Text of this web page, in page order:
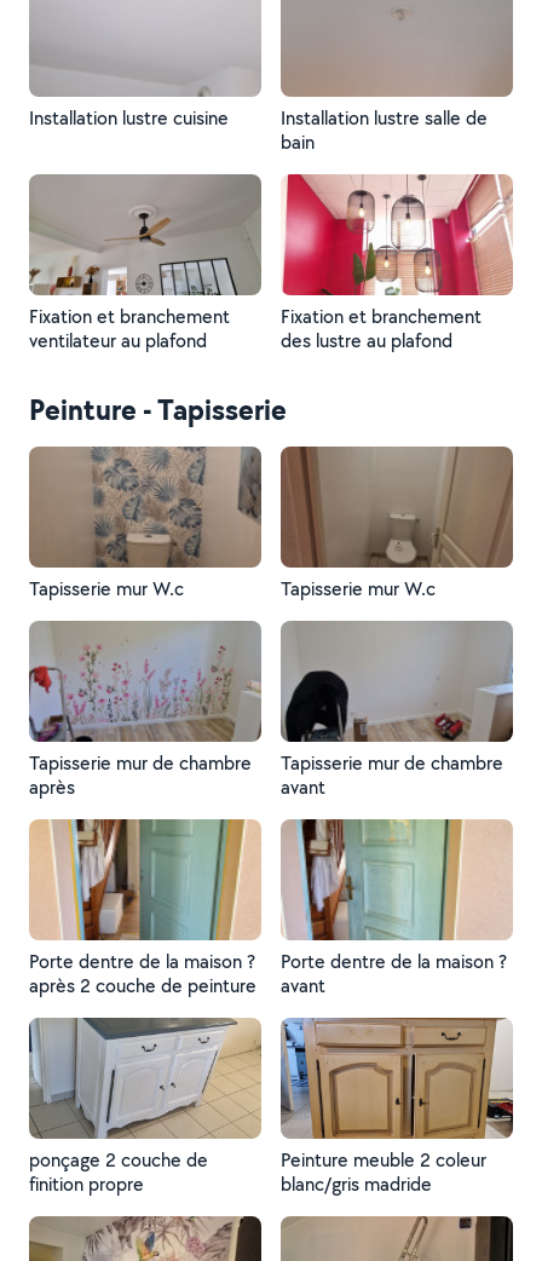
Installation lustre cuisine
Installation lustre salle de
bain
Fixation et branchement
ventilateur au plafond
Fixation et branchement
des lustre au plafond
Peinture - Tapisserie
Tapisserie mur W.c Tapisserie mur W.c
Tapisserie mur de chambre
après
Tapisserie mur de chambre
avant
Porte dentre de la maison ?
après 2 couche de peinture
Porte dentre de la maison ?
avant
ponçage 2 couche de
finition propre
Peinture meuble 2 coleur
blanc/gris madride